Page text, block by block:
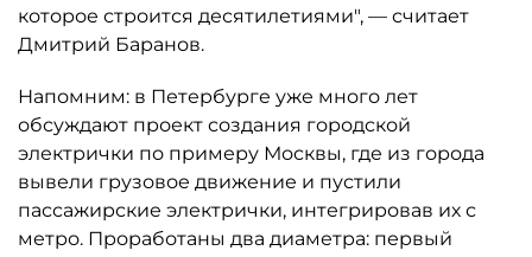
которое строится десятилетиями", — считает
Дмитрий Баранов.
Напомним: в Петербурге уже много лет
обсуждают проект создания городской
электрички по примеру Москвы, где из города
вывели грузовое движение и пустили
пассажирские электрички, интегрировав их с
метро. Проработаны два диаметра: первый